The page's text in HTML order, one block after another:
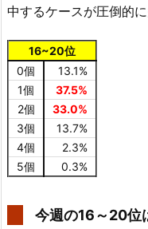
中するケースが圧倒的
16~20位
0個
13.1%
1個
37.5%
2個
33.0%
3個
13.7%
4個
2.3%
5個
0.3%
今週の16～20位